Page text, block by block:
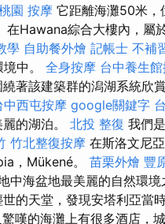
園 按摩 它距離海灘50米，
在Hawana綜合大樓內，屬
學 自助餐外燴 記帳士 不補
中。 全身按摩 台中養生
著該建築群的潟湖系統欣
中西屯按摩 google關鍵字
的湖泊。 北投 整復 我們
竹北整復按摩 在斯洛文尼
，Mükené。 苗栗外燴 豐
中海盆地最美麗的自然環境
的天堂，發現安塔利亞當
嘆的海灘上有很多酒店，